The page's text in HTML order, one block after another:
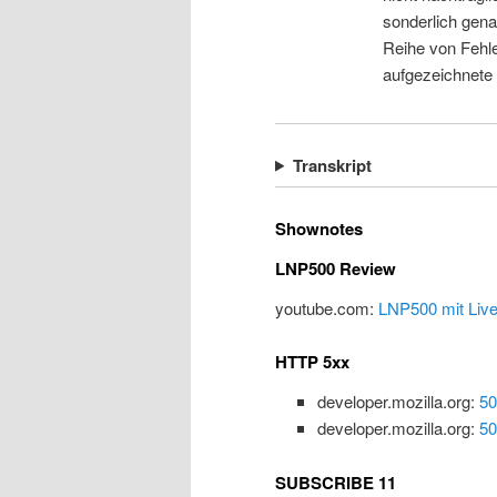
sonderlich
Reihe von
Transkript
Shownotes
LNP500 Review
youtube.com: LNP500 mit
HTTP 5xx
developer.mozilla.org:
developer.mozilla.org:
SUBSCRIBE 11